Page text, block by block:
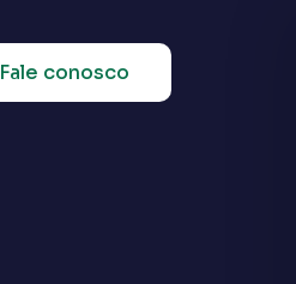
Fale conosco